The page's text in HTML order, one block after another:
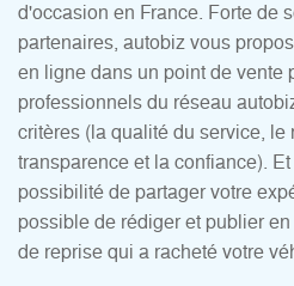
d'occasion en France. Forte de
partenaires, autobiz vous
en ligne dans un point de vente
professionnels du réseau
critères (la qualité du service, le
transparence et la confiance).
possibilité de partager votre
possible de rédiger et publier
de reprise qui a racheté votre